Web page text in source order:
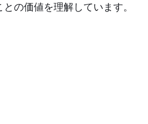
の価値を理解しています。